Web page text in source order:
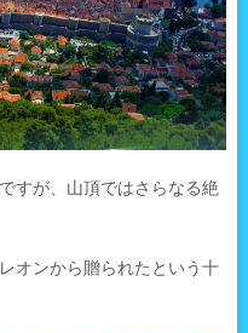
すが、山頂ではさらなる絶
オンから贈られたという十